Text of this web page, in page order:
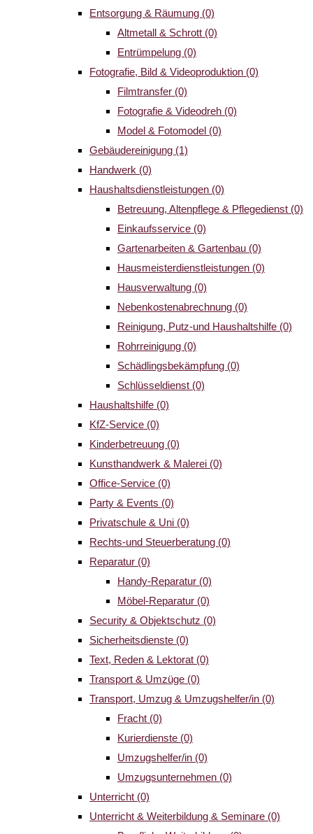
Entsorgung & Räumung (0)
Altmetall & Schrott (0)
Entrümpelung (0)
Fotografie, Bild & Videoproduktion (0)
Filmtransfer (0)
Fotografie & Videodreh (0)
Model & Fotomodel (0)
Gebäudereinigung (1)
Handwerk (0)
Haushaltsdienstleistungen (0)
Betreuung, Altenpflege & Pflegedienst (0)
Einkaufsservice (0)
Gartenarbeiten & Gartenbau (0)
Hausmeisterdienstleistungen (0)
Hausverwaltung (0)
Nebenkostenabrechnung (0)
Reinigung, Putz-und Haushaltshilfe (0)
Rohrreinigung (0)
Schädlingsbekämpfung (0)
Schlüsseldienst (0)
Haushaltshilfe (0)
KfZ-Service (0)
Kinderbetreuung (0)
Kunsthandwerk & Malerei (0)
Office-Service (0)
Party & Events (0)
Privatschule & Uni (0)
Rechts-und Steuerberatung (0)
Reparatur (0)
Handy-Reparatur (0)
Möbel-Reparatur (0)
Security & Objektschutz (0)
Sicherheitsdienste (0)
Text, Reden & Lektorat (0)
Transport & Umzüge (0)
Transport, Umzug & Umzugshelfer/in (0)
Fracht (0)
Kurierdienste (0)
Umzugshelfer/in (0)
Umzugsunternehmen (0)
Unterricht (0)
Unterricht & Weiterbildung & Seminare (0)